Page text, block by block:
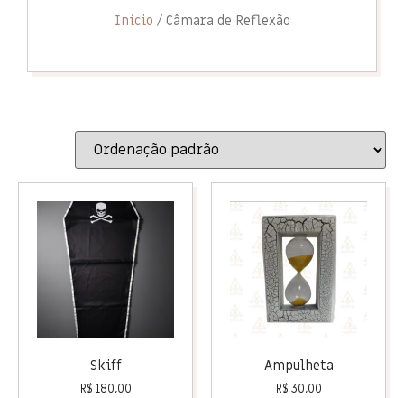
Início / Câmara de Reflexão
Skiff
R$ 180,00
Ampulheta
R$ 30,00